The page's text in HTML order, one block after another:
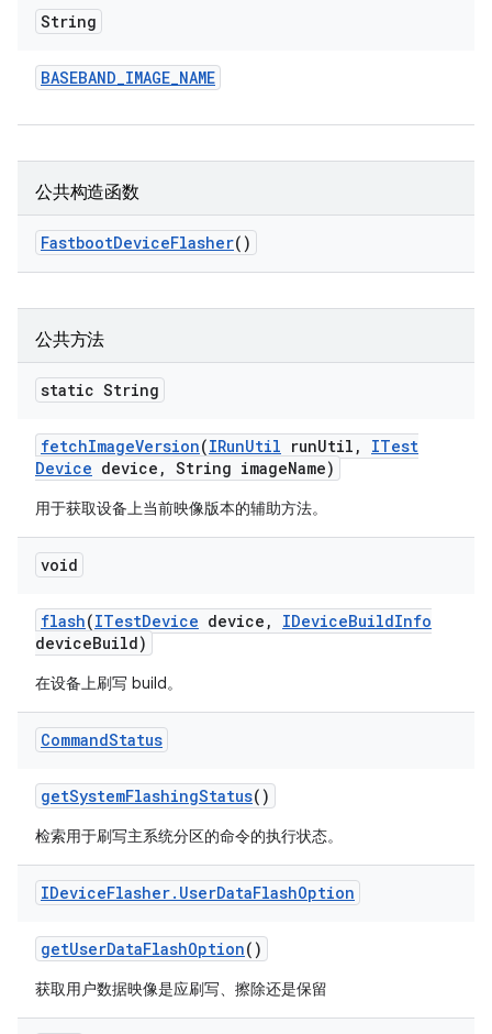
String
BASEBAND_IMAGE_NAME
公共构造函数
FastbootDeviceFlasher()
公共方法
static String
fetchImageVersion(IRunUtil runUtil ,
ITest
Device device , String imageName)
用于获取设备上当前映像版本的辅助方法。
void
flash(ITestDevice device , IDeviceBuildInfo
deviceBuild)
在设备上刷写 build。
CommandStatus
getSystemFlashingStatus()
检索用于刷写主系统分区的命令的执行状态。
IDeviceFlasher. UserDataFlashOption
getUserDataFlashOption()
获取用户数据映像是应刷写、擦除还是保留